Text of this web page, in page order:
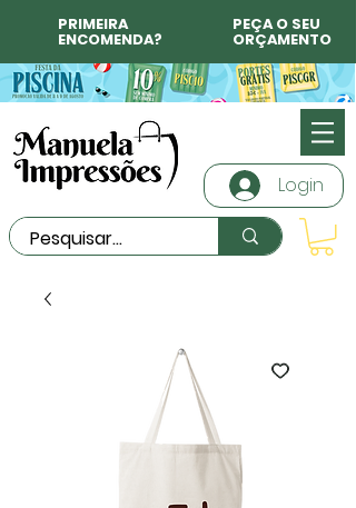
PRIMEIRA
ENCOMENDA?
PEÇA O SEU
ORÇAMENTO
Login